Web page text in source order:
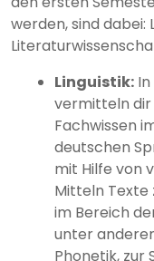
werden, sind dabei:
Linguistik:
vermitteln dir
Fachwissen
deutschen
mit Hilfe von
Mitteln Texte
im Bereich
unter
Phonetik, zur